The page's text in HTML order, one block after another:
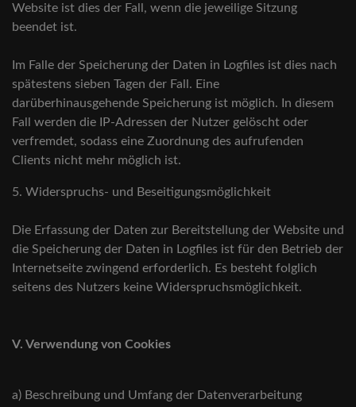
Website ist dies der Fall, wenn die jeweilige Sitzung
beendet ist.
Im Falle der Speicherung der Daten in Logfiles ist dies nach
spätestens sieben Tagen der Fall. Eine
darüberhinausgehende Speicherung ist möglich. In diesem
Fall werden die IP-Adressen der Nutzer gelöscht oder
verfremdet, sodass eine Zuordnung des aufrufenden
Clients nicht mehr möglich ist.
5. Widerspruchs- und Beseitigungsmöglichkeit
Die Erfassung der Daten zur Bereitstellung der Website und
die Speicherung der Daten in Logfiles ist für den Betrieb der
Internetseite zwingend erforderlich. Es besteht folglich
seitens des Nutzers keine Widerspruchsmöglichkeit.
V. Verwendung von Cookies
a) Beschreibung und Umfang der Datenverarbeitung